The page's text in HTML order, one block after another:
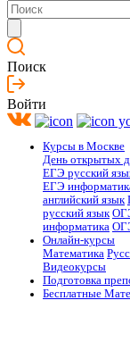
Поиск
Войти
Курсы в Москве
День открытых
ЕГЭ русский
ЕГЭ
английский язык
русский язык
информатика
Онлайн-курсы
Математика
Видеокурсы
Подготовка
Бесплатные